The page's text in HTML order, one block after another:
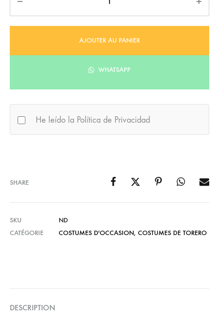
AJOUTER AU PANIER
WHATSAPP
He leído la Política de Privacidad
SHARE
SKU
ND
CATÉGORIE
COSTUMES D'OCCASION, COSTUMES DE TORERO
DESCRIPTION